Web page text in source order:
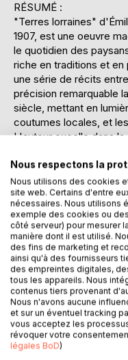
RÉSUMÉ :
"Terres lorraines"
1907, est une oeuvre
le quotidien des
riche en traditions et
une série de récits
précision remarquable
siècle, mettant en
coutumes locales, et
L'auteur excelle dans
des tableaux vivants
agricole. Les
poignante, incarnent
époque. Moselly
l'attachement à la
d'identité face aux
En filigrane, il interroge
sur la communauté
oeuvre intemporelle
le lien entre l'homme et
préservation des
inéluctable du monde.
L'AUTEUR :
Émile Moselly, de son
Nous respectons la
Nous utilisons des cookies
site web. Certains d'entre
nécessaires. Nous utilisons
exemple des cookies ou
côté serveur) pour mesurer
manière dont il est utilisé.
des fins de marketing et
ainsi qu'à des fournisseurs
des empreintes digitales,
tous les appareils. Nous
contenus tiers provenant
Nous n'avons aucune
et sur un éventuel tracking
vous acceptez les
révoquer votre
légales BoD)